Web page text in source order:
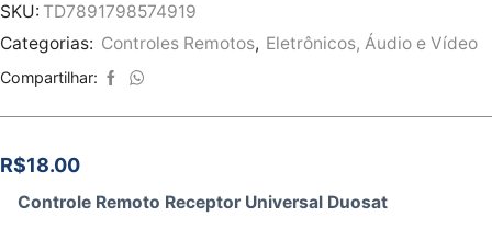
SKU: TD7891798574919
Categorias: Controles Remotos, Eletrônicos, Áudio e Vídeo
Compartilhar:
R$18.00
Controle Remoto Receptor Universal Duosat